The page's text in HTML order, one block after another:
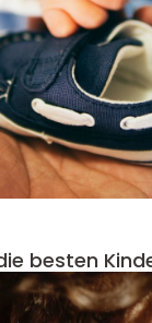
besten